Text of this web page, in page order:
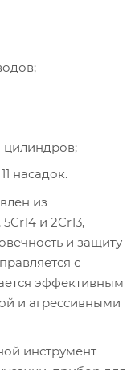
цилиндров;
насадок.
из
и 2Cr13,
и защиту
с
эффективным
и агрессивными
инструмент